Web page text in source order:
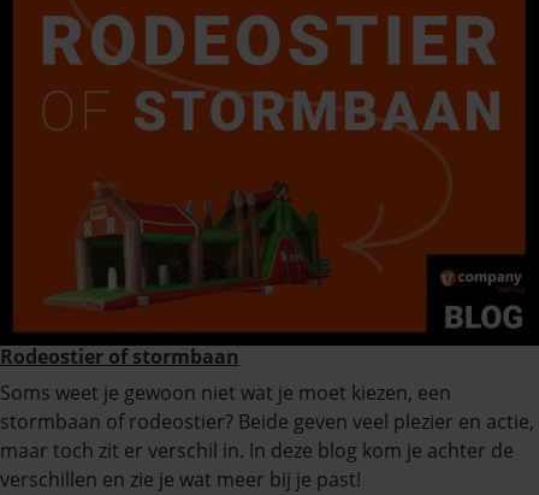
Rodeostier of stormbaan
Soms weet je gewoon niet wat je moet kiezen, een
stormbaan of rodeostier? Beide geven veel plezier en actie,
maar toch zit er verschil in. In deze blog kom je achter de
verschillen en zie je wat meer bij je past!